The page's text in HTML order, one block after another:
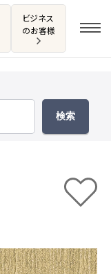
ビジネス
のお客様